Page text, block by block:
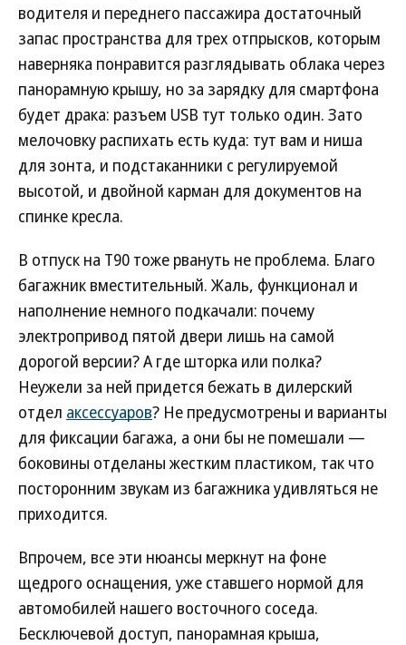
водителя и переднего пассажира достаточный
запас пространства для трех отпрысков, которым
наверняка понравится разглядывать облака через
панорамную крышу, но за зарядку для смартфона
будет драка: разъем USB тут только один. Зато
мелочовку распихать есть куда: тут вам и ниша
для зонта, и подстаканники с регулируемой
высотой, и двойной карман для документов на
спинке кресла.
В отпуск на Т90 тоже рвануть не проблема. Благо
багажник вместительный. Жаль, функционал и
наполнение немного подкачали: почему
электропривод пятой двери лишь на самой
дорогой версии? А где шторка или полка?
Неужели за ней придется бежать в дилерский
отдел аксессуаров? Не предусмотрены и варианты
для фиксации багажа, а они бы не помешали —
боковины отделаны жестким пластиком, так что
посторонним звукам из багажника удивляться не
приходится.
Впрочем, все эти нюансы меркнут на фоне
щедрого оснащения, уже ставшего нормой для
автомобилей нашего восточного соседа.
Бесключевой доступ, панорамная крыша,